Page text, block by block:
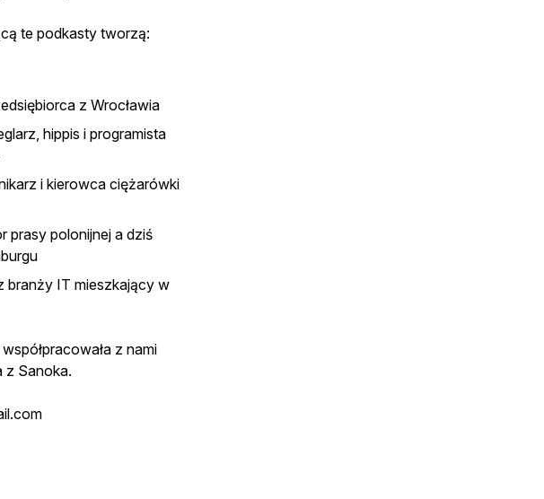
te podkasty tworzą:
z Wrocławia
hippis i programista
i kierowca ciężarówki
prasy polonijnej a dziś
branży IT mieszkający w
z nami
z Sanoka.